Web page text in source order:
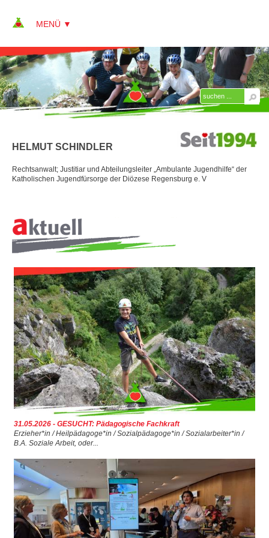
ÜBER KAP
Peter Alberter
Annett Alberter
Christina Dietlmeier
Oliver Guist
Walter Krug
Marina Müller
Andreas Muhr
Richard Osterhage
Joachim Radewaldt
Ronny Reinhold
Helmut Schindler
Christoph Schnabel
Dominik Thannhäuser
Peter Timer
▼
HELMUT SCHINDLER
Rechtsanwalt; Justitiar und Abteilungsleiter „Ambulante Jugendhilfe“ der
Katholischen Jugendfürsorge der Diözese Regensburg e. V
UNS
31.05.2026 - GESUCHT: Pädagogische Fachkraft
Erzieher*in / Heilpädagoge*in / Sozialpädagoge*in / Sozialarbeiter*in /
B.A. Soziale Arbeit, oder...